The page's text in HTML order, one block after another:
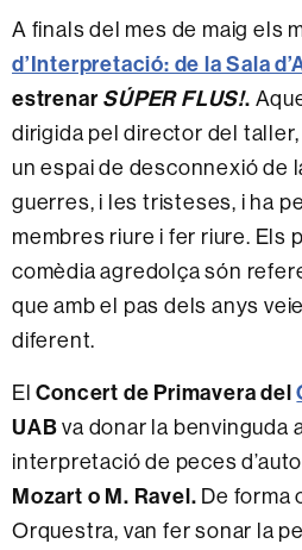
A finals del mes de maig els
d’Interpretació: de la Sala
estrenar SÚPER FLUS!.
dirigida pel director del
un espai de desconnexió de
guerres, i les tristeses, i ha
membres riure i fer riure. Els
comèdia agredolça són
que amb el pas dels anys
diferent.
El Concert de Primavera del
UABva donar la benvinguda
interpretació de peces
Mozart o M. Ravel. De forma
Orquestra, van fer sonar la